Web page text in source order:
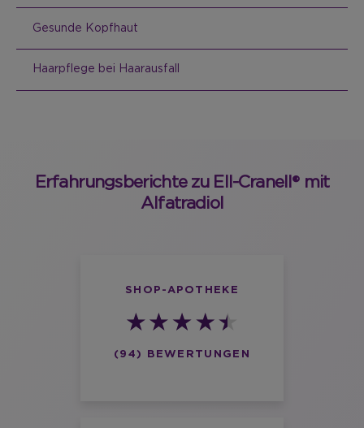
Gesunde Kopfhaut
Haarpflege bei Haarausfall
Erfahrungsberichte zu Ell-Cranell® mit
Alfatradiol
SHOP-APOTHEKE
(94) BEWERTUNGEN